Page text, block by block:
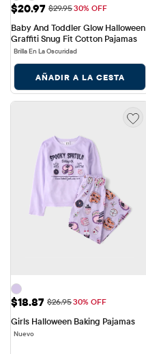
Precio de venta: $20.97
$20.97 Precio original: $29.95
$29.9530% OFF
Baby And Toddler Glow Halloween
Graffiti Snug Fit Cotton Pajamas
Brilla En La Oscuridad
AÑADIR A LA CESTA
Precio de venta: $18.87
$18.87 Precio original: $26.95
$26.9530% OFF
Girls Halloween Baking Pajamas
Nuevo